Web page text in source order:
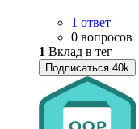
1 ответ
0 вопросов
1 Вклад в тег
Подписаться 40k